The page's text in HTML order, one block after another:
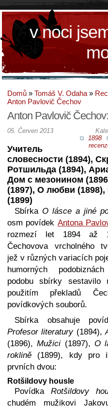
v noci
Domů » Tomáš V. Odaha »
Anton Pavlovič Čechov
Anton Pavlovič
1898
05. Červen 2013
Учитель
словесности (1894),
Ротшильда (1894),
Дом с мезонином
(1897), О любви (1898),
(1899)
Sbírka O lásce a jiné
osm povídek Antona
rozmezí let 1894 až
Čechovova vrcholného
jež v různých variacích
humorných
podobu sbírky sestavilo
použitím překladů
povídkových souborů.
Sbírka obsahuje
Profesor literatury(1894),
(1896),Mužici (1897), O
roklině (1899), kdy pro
prvních dvou:
Rotšildovy housle
Povídka Rotšildovy
chudém mužikovi